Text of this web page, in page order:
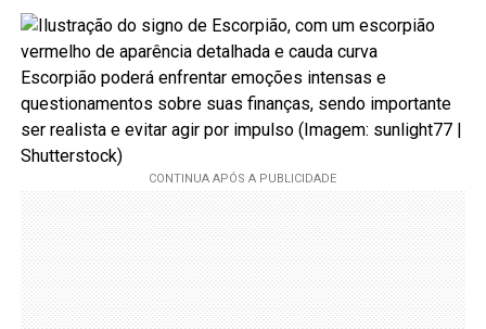
Escorpião poderá enfrentar emoções intensas e
questionamentos sobre suas finanças, sendo importante
ser realista e evitar agir por impulso (Imagem: sunlight77 |
Shutterstock)